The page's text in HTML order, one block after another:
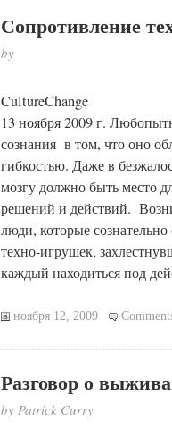
Сопротивление
by
13 ноября 2009 г.
сознания в том, что оно
гибкостью. Даже в
мозгу должно быть место
решений и действий.
люди, которые
техно-игрушек,
каждый находиться под
ноября 12, 2009
Разговор о
by Patrick Curry